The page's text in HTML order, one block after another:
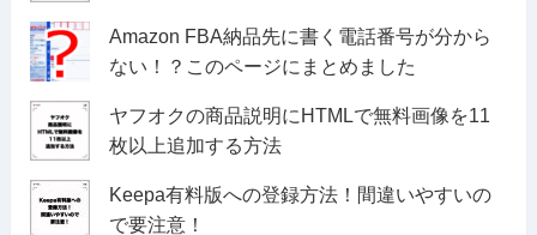
Amazon FBA納品先に書く電話番号が分から
ない！？このページにまとめました
ヤフオクの商品説明にHTMLで無料画像を11
枚以上追加する方法
Keepa有料版への登録方法！間違いやすいの
で要注意！